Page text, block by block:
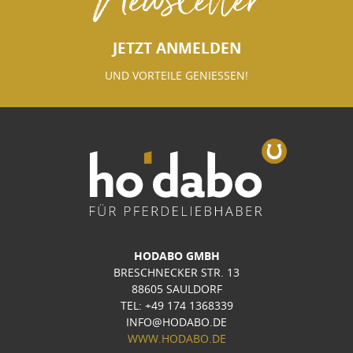
JETZT ANMELDEN
UND VORTEILE GENIESSEN!
HODABO GMBH
BRESCHNECKER STR. 13
88605 SAULDORF
TEL: +49 174 1368339
INFO@HODABO.DE
WWW.HODABO.DE